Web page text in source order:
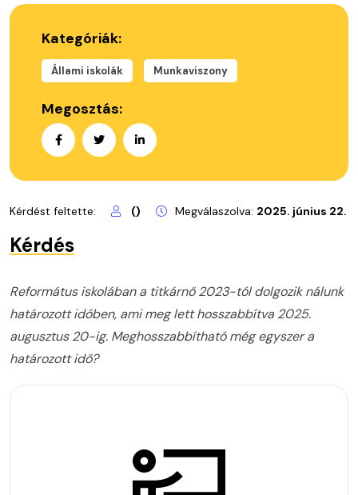
Kategóriák:
Állami iskolák Munkaviszony
Megosztás:
Kérdést feltette: () Megválaszolva: 2025. június 22.
Kérdés
Református iskolában a titkárnő 2023-tól dolgozik nálunk
határozott időben, ami meg lett hosszabbítva 2025.
augusztus 20-ig. Meghosszabbítható még egyszer a
határozott idő?